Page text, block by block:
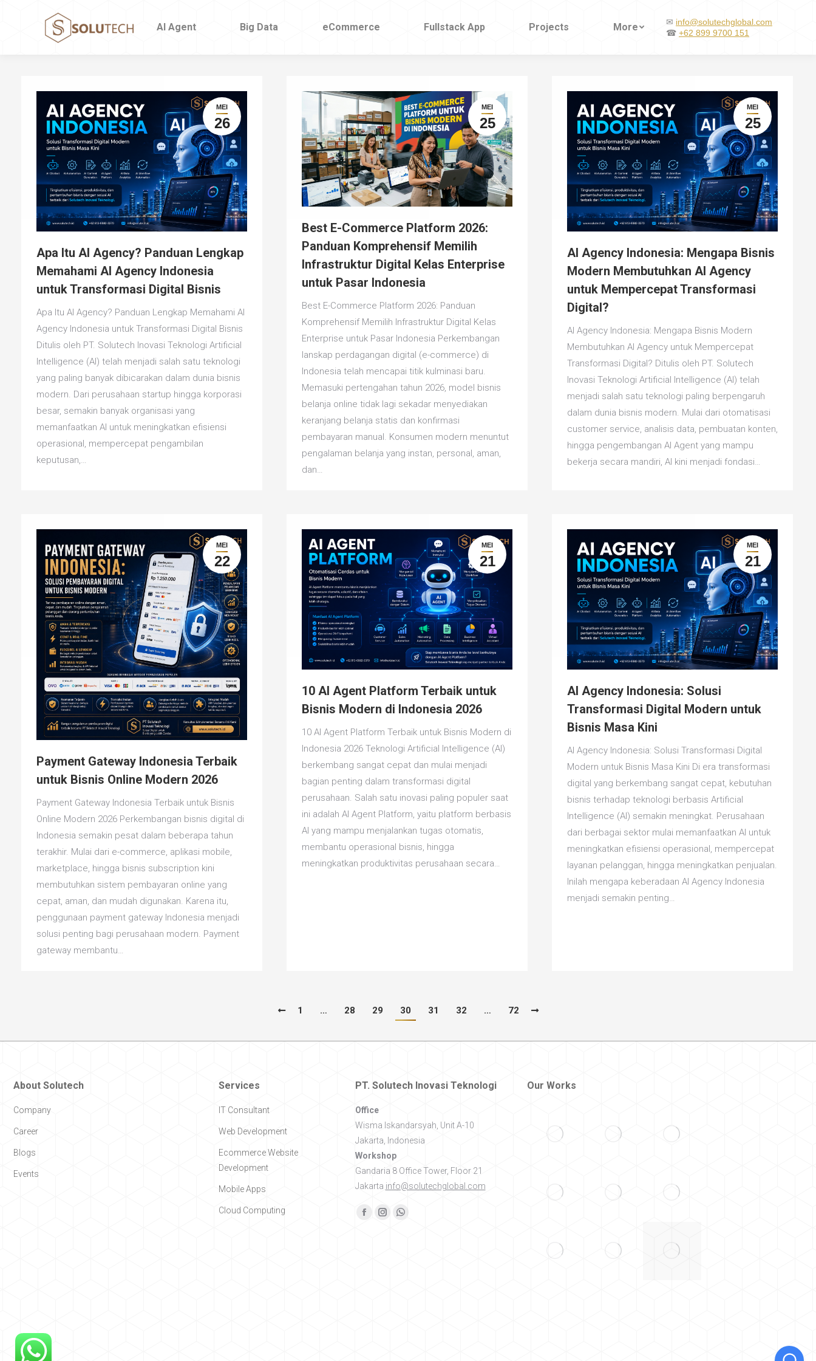
AI Agent Big Data eCommerce Fullstack App Projects More ✉ info@solutechglobal.com
☎ +62 899 9700 151
MEI
26
Apa Itu AI Agency? Panduan Lengkap
Memahami AI Agency Indonesia
untuk Transformasi Digital Bisnis
Apa Itu AI Agency? Panduan Lengkap Memahami AI
Agency Indonesia untuk Transformasi Digital Bisnis
Ditulis oleh PT. Solutech Inovasi Teknologi Artificial
Intelligence (AI) telah menjadi salah satu teknologi
yang paling banyak dibicarakan dalam dunia bisnis
modern. Dari perusahaan startup hingga korporasi
besar, semakin banyak organisasi yang
memanfaatkan AI untuk meningkatkan efisiensi
operasional, mempercepat pengambilan
keputusan,…
MEI
25
Best E-Commerce Platform 2026:
Panduan Komprehensif Memilih
Infrastruktur Digital Kelas Enterprise
untuk Pasar Indonesia
Best E-Commerce Platform 2026: Panduan
Komprehensif Memilih Infrastruktur Digital Kelas
Enterprise untuk Pasar Indonesia Perkembangan
lanskap perdagangan digital (e-commerce) di
Indonesia telah mencapai titik kulminasi baru.
Memasuki pertengahan tahun 2026, model bisnis
belanja online tidak lagi sekadar menyediakan
keranjang belanja statis dan konfirmasi
pembayaran manual. Konsumen modern menuntut
pengalaman belanja yang instan, personal, aman,
dan…
MEI
25
AI Agency Indonesia: Mengapa Bisnis
Modern Membutuhkan AI Agency
untuk Mempercepat Transformasi
Digital?
AI Agency Indonesia: Mengapa Bisnis Modern
Membutuhkan AI Agency untuk Mempercepat
Transformasi Digital? Ditulis oleh PT. Solutech
Inovasi Teknologi Artificial Intelligence (AI) telah
menjadi salah satu teknologi paling berpengaruh
dalam dunia bisnis modern. Mulai dari otomatisasi
customer service, analisis data, pembuatan konten,
hingga pengembangan AI Agent yang mampu
bekerja secara mandiri, AI kini menjadi fondasi…
MEI
22
Payment Gateway Indonesia Terbaik
untuk Bisnis Online Modern 2026
Payment Gateway Indonesia Terbaik untuk Bisnis
Online Modern 2026 Perkembangan bisnis digital di
Indonesia semakin pesat dalam beberapa tahun
terakhir. Mulai dari e-commerce, aplikasi mobile,
marketplace, hingga bisnis subscription kini
membutuhkan sistem pembayaran online yang
cepat, aman, dan mudah digunakan. Karena itu,
penggunaan payment gateway Indonesia menjadi
solusi penting bagi perusahaan modern. Payment
gateway membantu…
MEI
21
10 AI Agent Platform Terbaik untuk
Bisnis Modern di Indonesia 2026
10 AI Agent Platform Terbaik untuk Bisnis Modern di
Indonesia 2026 Teknologi Artificial Intelligence (AI)
berkembang sangat cepat dan mulai menjadi
bagian penting dalam transformasi digital
perusahaan. Salah satu inovasi paling populer saat
ini adalah AI Agent Platform, yaitu platform berbasis
AI yang mampu menjalankan tugas otomatis,
membantu operasional bisnis, hingga
meningkatkan produktivitas perusahaan secara…
MEI
21
AI Agency Indonesia: Solusi
Transformasi Digital Modern untuk
Bisnis Masa Kini
AI Agency Indonesia: Solusi Transformasi Digital
Modern untuk Bisnis Masa Kini Di era transformasi
digital yang berkembang sangat cepat, kebutuhan
bisnis terhadap teknologi berbasis Artificial
Intelligence (AI) semakin meningkat. Perusahaan
dari berbagai sektor mulai memanfaatkan AI untuk
meningkatkan efisiensi operasional, mempercepat
layanan pelanggan, hingga meningkatkan penjualan.
Inilah mengapa keberadaan AI Agency Indonesia
menjadi semakin penting…
1 … 28 29 30 31 32 … 72
About Solutech
Company
Career
Blogs
Events
Services
IT Consultant
Web Development
Ecommerce Website
Development
Mobile Apps
Cloud Computing
PT. Solutech Inovasi Teknologi
Office
Wisma Iskandarsyah, Unit A-10
Jakarta, Indonesia
Workshop
Gandaria 8 Office Tower, Floor 21
Jakarta info@solutechglobal.com
Find us on:
Facebook
InstagramWhatsapp
Our Works
AI Agent Big Data eCommerce Fullstack App Projects More ✉ info@solutechglobal.com
☎ +62 899 9700 151